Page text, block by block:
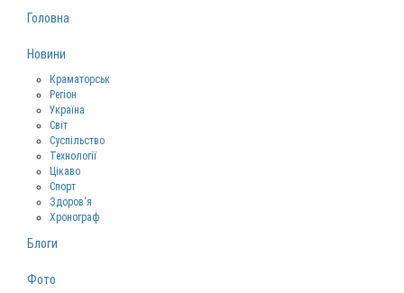
Головна
Новини
Краматорськ
Регіон
Україна
Світ
Суспільство
Технології
Цікаво
Спорт
Здоров‘я
Хронограф
Блоги
Фото